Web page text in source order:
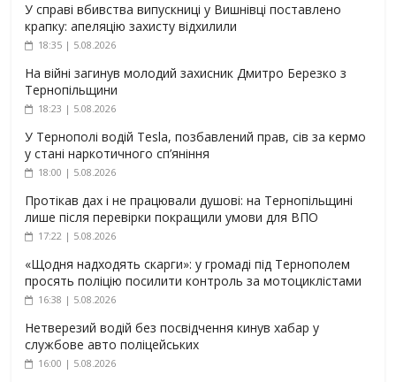
У справі вбивства випускниці у Вишнівці поставлено
крапку: апеляцію захисту відхилили
18:35 | 5.08.2026
На війні загинув молодий захисник Дмитро Березко з
Тернопільщини
18:23 | 5.08.2026
У Тернополі водій Tesla, позбавлений прав, сів за кермо
у стані наркотичного сп’яніння
18:00 | 5.08.2026
Протікав дах і не працювали душові: на Тернопільщині
лише після перевірки покращили умови для ВПО
17:22 | 5.08.2026
«Щодня надходять скарги»: у громаді під Тернополем
просять поліцію посилити контроль за мотоциклістами
16:38 | 5.08.2026
Нетверезий водій без посвідчення кинув хабар у
службове авто поліцейських
16:00 | 5.08.2026